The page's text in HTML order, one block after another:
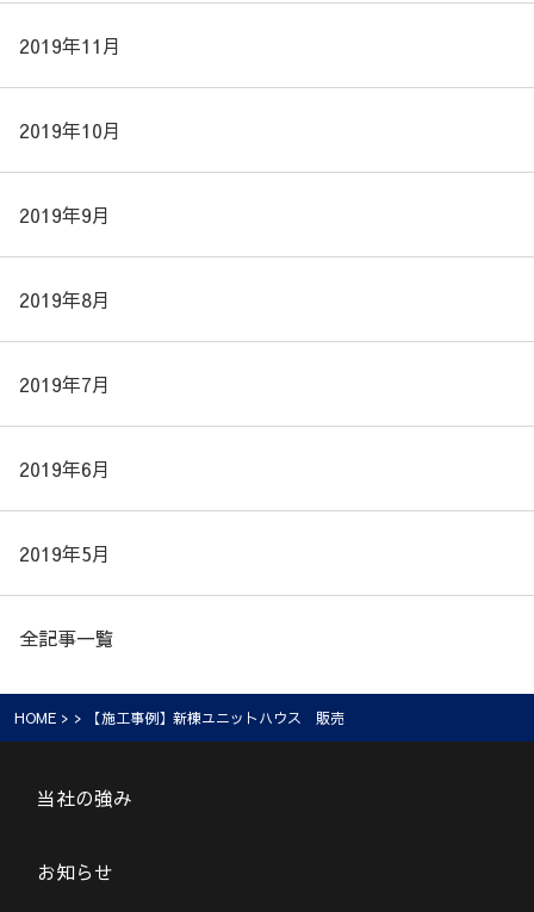
2019年11月
2019年10月
2019年9月
2019年8月
2019年7月
2019年6月
2019年5月
全記事一覧
HOME > > 【施工事例】新棟ユニットハウス 販売
当社の強み
お知らせ